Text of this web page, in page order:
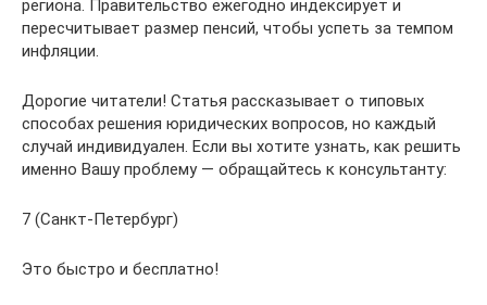
региона. Правительство ежегодно индексирует и
пересчитывает размер пенсий, чтобы успеть за темпом
инфляции.
Дорогие читатели! Статья рассказывает о типовых
способах решения юридических вопросов, но каждый
случай индивидуален. Если вы хотите узнать, как решить
именно Вашу проблему — обращайтесь к консультанту:
7 (Санкт-Петербург)
Это быстро и бесплатно!